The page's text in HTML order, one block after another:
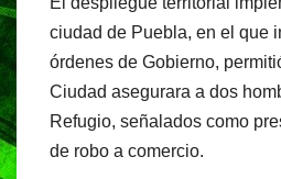
c
e
b
o
o
at
s
A
p
p
e
gr
a
m
t
ciudad de Puebla, en el que
órdenes de Gobierno,
Ciudad asegurara a dos
Refugio, señalados como
de robo a comercio.